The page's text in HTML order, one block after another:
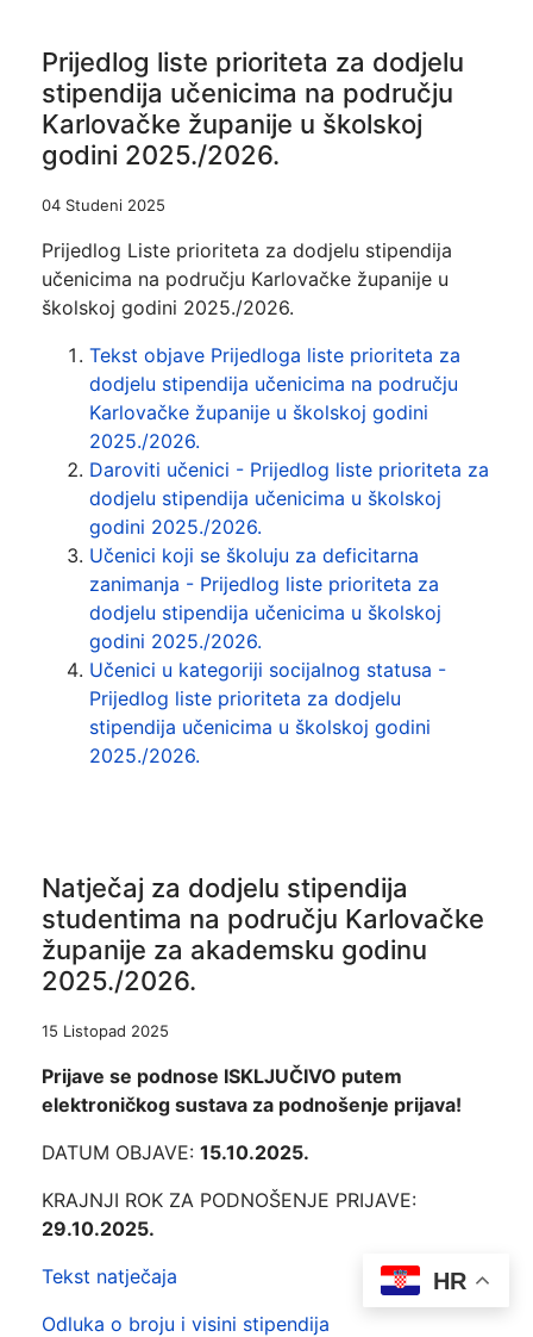
HR
Prijedlog liste prioriteta za dodjelu
stipendija učenicima na području
Karlovačke županije u školskoj
godini 2025./2026.
04 Studeni 2025
Prijedlog Liste prioriteta za dodjelu stipendija
učenicima na području Karlovačke županije u
školskoj godini 2025./2026.
Tekst objave Prijedloga liste prioriteta za
dodjelu stipendija učenicima na području
Karlovačke županije u školskoj godini
2025./2026.
Daroviti učenici - Prijedlog liste prioriteta za
dodjelu stipendija učenicima u školskoj
godini 2025./2026.
Učenici koji se školuju za deficitarna
zanimanja - Prijedlog liste prioriteta za
dodjelu stipendija učenicima u školskoj
godini 2025./2026.
Učenici u kategoriji socijalnog statusa -
Prijedlog liste prioriteta za dodjelu
stipendija učenicima u školskoj godini
2025./2026.
Natječaj za dodjelu stipendija
studentima na području Karlovačke
županije za akademsku godinu
2025./2026.
15 Listopad 2025
Prijave se podnose ISKLJUČIVO putem
elektroničkog sustava za podnošenje prijava!
DATUM OBJAVE: 15.10.2025.
KRAJNJI ROK ZA PODNOŠENJE PRIJAVE:
29.10.2025.
Tekst natječaja
Odluka o broju i visini stipendija